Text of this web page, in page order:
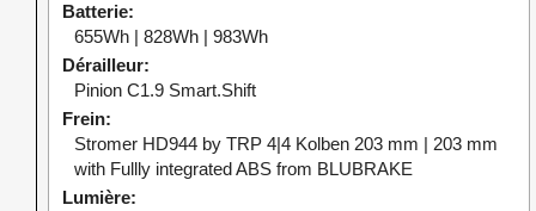
Batterie
655Wh | 828Wh | 983Wh
Dérailleur
Pinion C1.9 Smart.Shift
Frein
Stromer HD944 by TRP 4|4 Kolben 203 mm | 203 mm
with Fullly integrated ABS from BLUBRAKE
Lumière